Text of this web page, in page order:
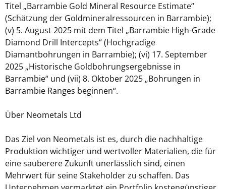
Titel „Barrambie Gold Mineral Resource Estimate“
(Schätzung der Goldmineralressourcen in Barrambie);
(v) 5. August 2025 mit dem Titel „Barrambie High-Grade
Diamond Drill Intercepts“ (Hochgradige
Diamantbohrungen in Barrambie); (vi) 17. September
2025 „Historische Goldbohrungsergebnisse in
Barrambie“ und (vii) 8. Oktober 2025 „Bohrungen in
Barrambie Ranges beginnen“.
Über Neometals Ltd
Das Ziel von Neometals ist es, durch die nachhaltige
Produktion wichtiger und wertvoller Materialien, die für
eine sauberere Zukunft unerlässlich sind, einen
Mehrwert für seine Stakeholder zu schaffen. Das